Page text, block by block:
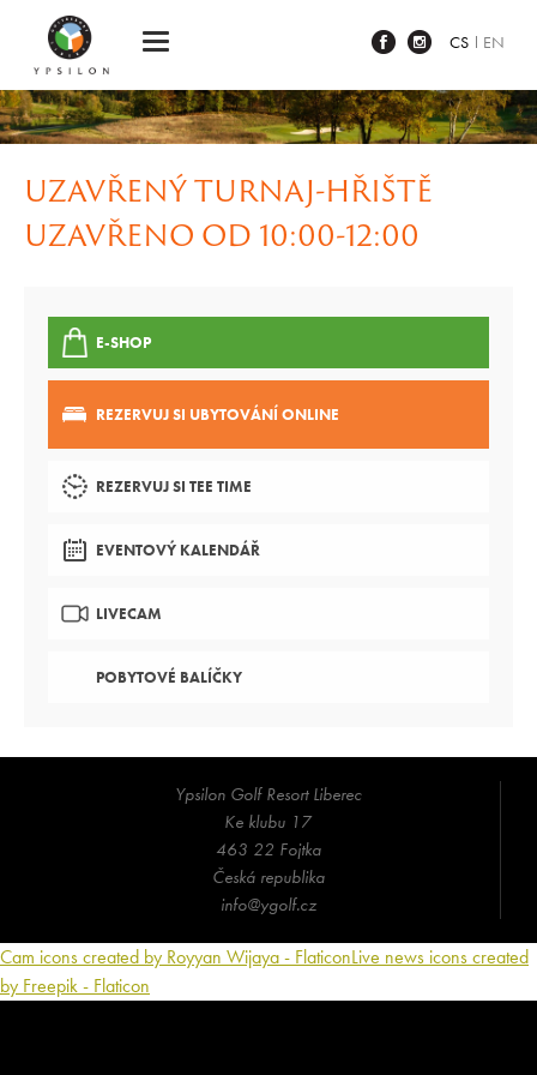
CS EN
UZAVŘENÝ TURNAJ-HŘIŠTĚ
UZAVŘENO OD 10:00-12:00
E-SHOP
REZERVUJ SI UBYTOVÁNÍ ONLINE
REZERVUJ SI TEE TIME
EVENTOVÝ KALENDÁŘ
LIVECAM
POBYTOVÉ BALÍČKY
Ypsilon Golf Resort Liberec
Ke klubu 17
463 22 Fojtka
Česká republika
info@ygolf.cz
Cam icons created by Royyan Wijaya - FlaticonLive news icons created
by Freepik - Flaticon